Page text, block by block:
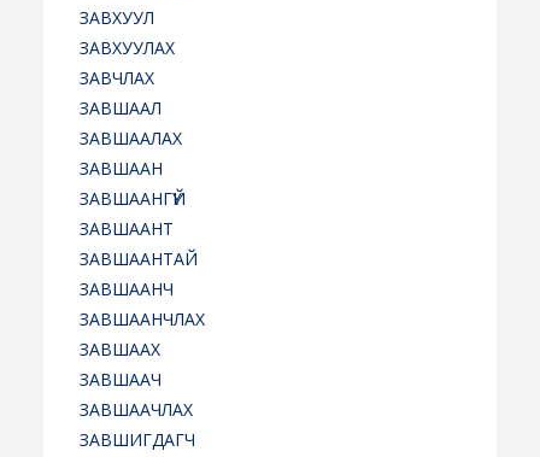
ЗАВХУУЛ
ЗАВХУУЛАХ
ЗАВЧЛАХ
ЗАВШААЛ
ЗАВШААЛАХ
ЗАВШААН
ЗАВШААНГҮЙ
ЗАВШААНТ
ЗАВШААНТАЙ
ЗАВШААНЧ
ЗАВШААНЧЛАХ
ЗАВШААХ
ЗАВШААЧ
ЗАВШААЧЛАХ
ЗАВШИГДАГЧ